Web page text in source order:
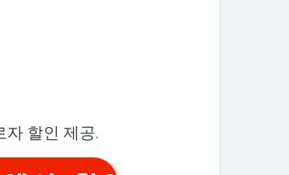
자 할인 제공.